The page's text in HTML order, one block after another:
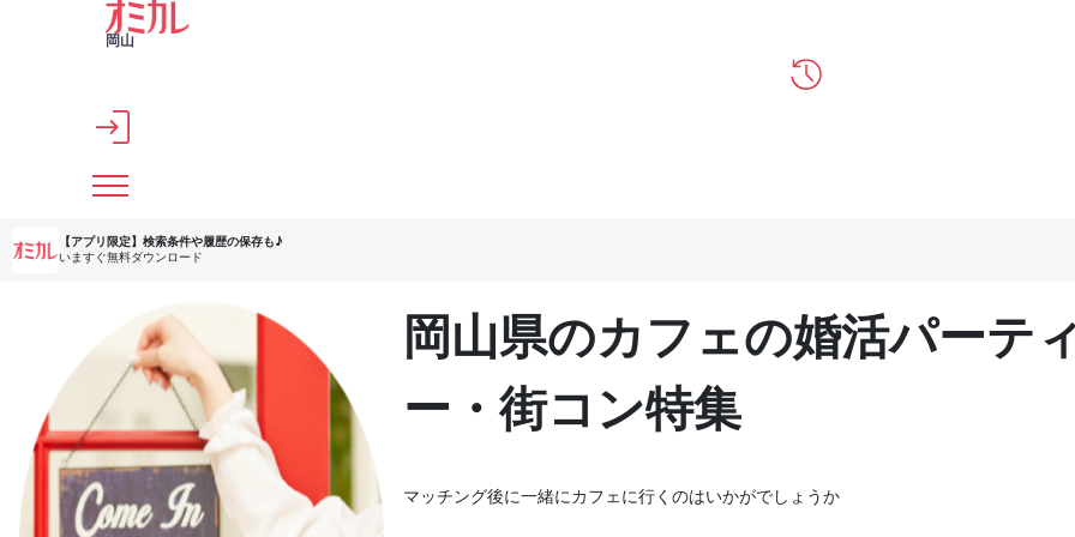
メインコンテンツへスキップ
岡山
【アプリ限定】 検索条件や履歴の保存も♪
いますぐ無料ダウンロード
岡山県のカフェの婚活パーティ
ー・街コン特集
マッチング後に一緒にカフェに行くのはいかがでしょうか